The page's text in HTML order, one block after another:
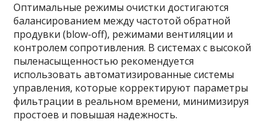
Оптимальные режимы очистки достигаются
балансированием между частотой обратной
продувки (blow-off), режимами вентиляции и
контролем сопротивления. В системах с высокой
пыленасыщенностью рекомендуется
использовать автоматизированные системы
управления, которые корректируют параметры
фильтрации в реальном времени, минимизируя
простоев и повышая надежность.